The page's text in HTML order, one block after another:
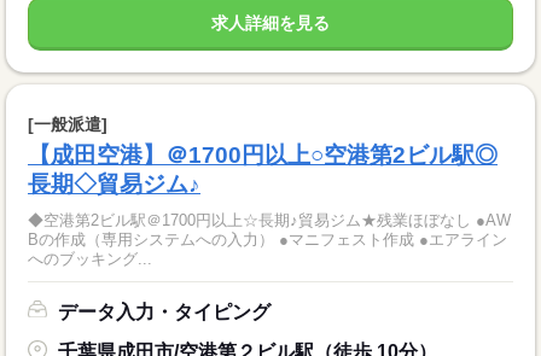
求人詳細を見る
[一般派遣]
【成田空港】＠1700円以上○空港第2ビル駅◎
長期◇貿易ジム♪
◆空港第2ビル駅＠1700円以上☆長期♪貿易ジム★残業ほぼなし ●AW
Bの作成（専用システムへの入力） ●マニフェスト作成 ●エアライン
へのブッキング...
データ入力・タイピング
千葉県成田市/空港第２ビル駅（徒歩 10分）